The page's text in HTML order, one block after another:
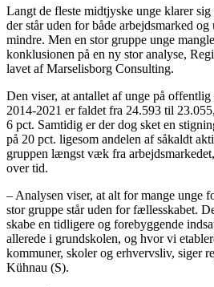
Langt de fleste midtjyske unge klarer
der står uden for både arbejdsmarked og
mindre. Men en stor gruppe unge
konklusionen på en ny stor analyse,
lavet af Marselisborg Consulting.
Den viser, at antallet af unge på
2014-2021 er faldet fra 24.593 til
6 pct. Samtidig er der dog sket en
på 20 pct. ligesom andelen af såkaldt
gruppen længst væk fra
over tid.
– Analysen viser, at alt for mange unge
stor gruppe står uden for fællesskabet.
skabe en tidligere og forebyggende
allerede i grundskolen, og hvor vi
kommuner, skoler og erhvervsliv, siger
Kühnau (S).